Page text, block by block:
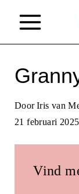
Door Iris van
21 februari 2025
Vind